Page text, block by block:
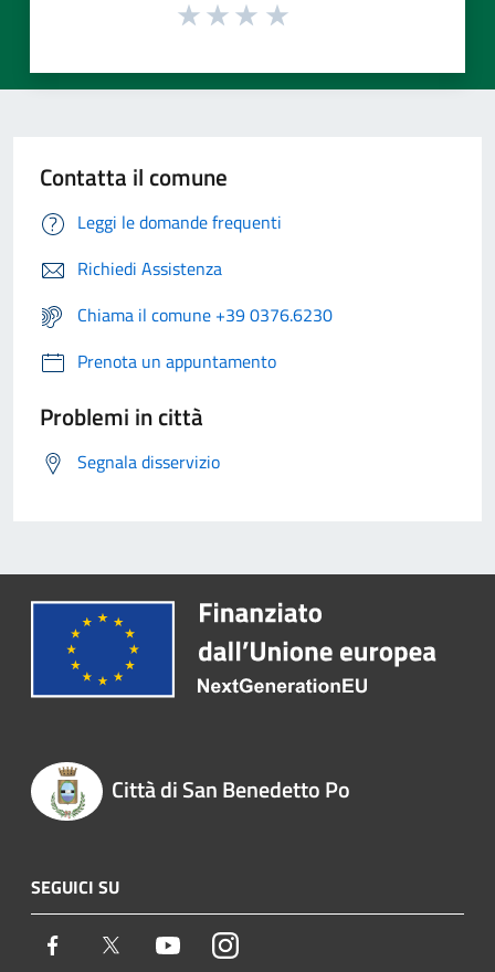
Contatta il comune
Leggi le domande frequenti
Richiedi Assistenza
Chiama il comune +39 0376.6230
Prenota un appuntamento
Problemi in città
Segnala disservizio
Città di San Benedetto Po
SEGUICI SU
Facebook Twitter YoutubeInstagram